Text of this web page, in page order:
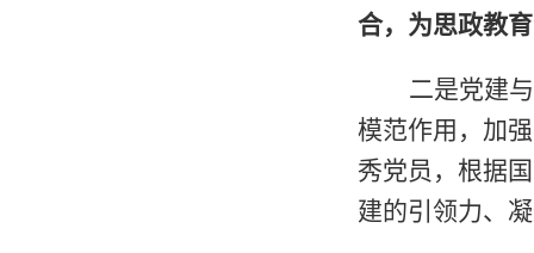
合，为思政教
二是党建
模范作用，加
秀党员，根据
建的引领力、